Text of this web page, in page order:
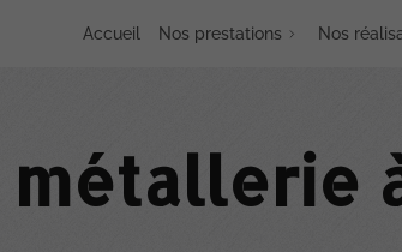
Accueil Nos prestations Nos